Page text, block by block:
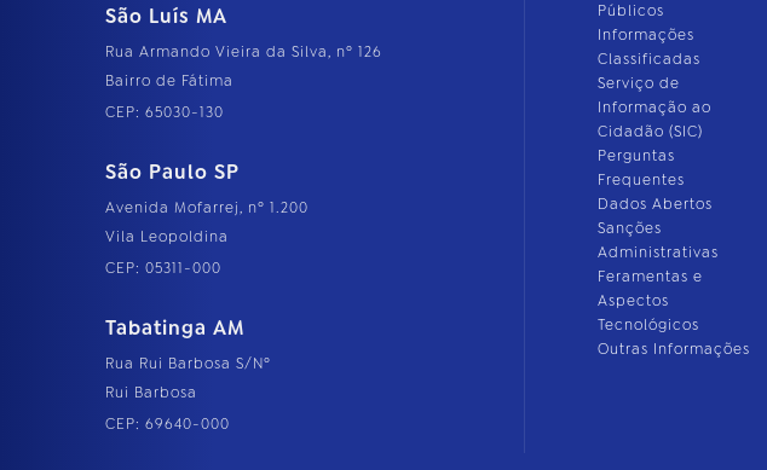
São Luís MA
Rua Armando Vieira da Silva, nº 126
Bairro de Fátima
CEP: 65030-130
São Paulo SP
Avenida Mofarrej, nº 1.200
Vila Leopoldina
CEP: 05311-000
Tabatinga AM
Rua Rui Barbosa S/Nº
Rui Barbosa
CEP: 69640-000
Públicos
Informações
Classificadas
Serviço de
Informação ao
Cidadão (SIC)
Perguntas
Frequentes
Dados Abertos
Sanções
Administrativas
Feramentas e
Aspectos
Tecnológicos
Outras Informações